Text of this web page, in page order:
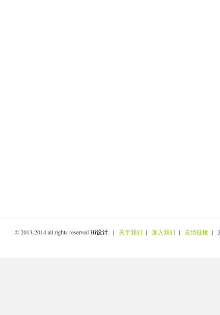
© 2013-2014 all rights reservedHi设计. | 关于我们 | 加入我们 | 友情链接 |